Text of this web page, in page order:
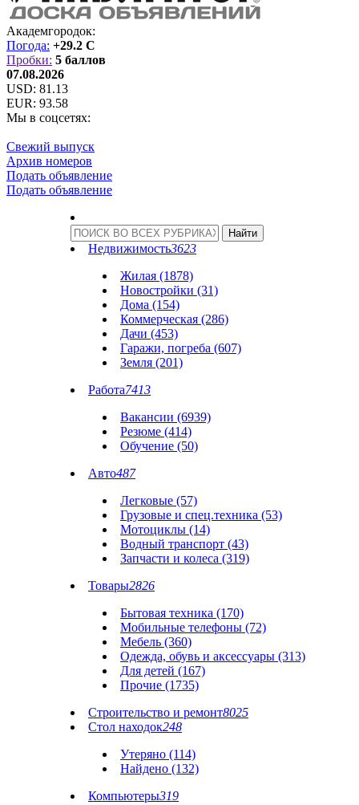
Академгородок:
Погода: +29.2 C
Пробки: 5 баллов
07.08.2026
USD: 81.13
EUR: 93.58
Мы в соцсетях:
Свежий выпуск
Архив номеров
Подать объявление
Подать объявление
Недвижимость3623
Жилая (1878)
Новостройки (31)
Дома (154)
Коммерческая (286)
Дачи (453)
Гаражи, погреба (607)
Земля (201)
Работа7413
Вакансии (6939)
Резюме (414)
Обучение (50)
Авто487
Легковые (57)
Грузовые и спец.техника (53)
Мотоциклы (14)
Водный транспорт (43)
Запчасти и колеса (319)
Товары2826
Бытовая техника (170)
Мобильные телефоны (72)
Мебель (360)
Одежда, обувь и аксессуары (313)
Для детей (167)
Прочие (1735)
Строительство и ремонт8025
Стол находок248
Утеряно (114)
Найдено (132)
Компьютеры319